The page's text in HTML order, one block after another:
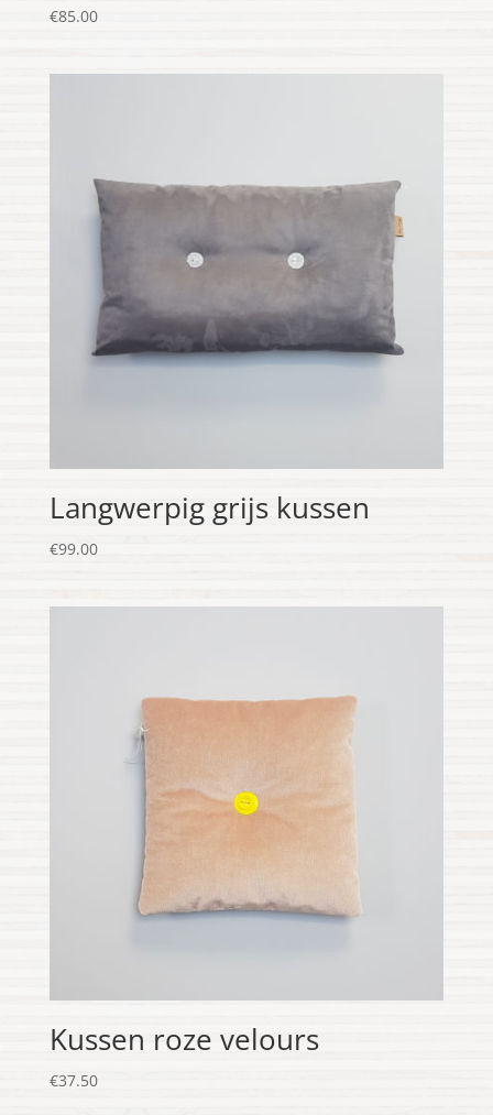
€85.00
Langwerpig grijs kussen
€99.00
Kussen roze velours
€37.50